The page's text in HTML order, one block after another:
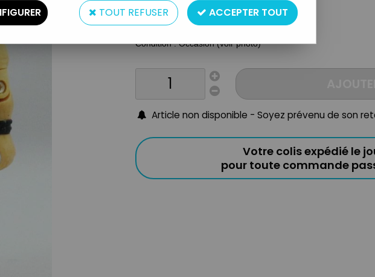
Matière : Plastique
Taille : 10cm
Condition : Occasion (voir photo)
Article non disponible - Soyez prévenu de son
Votre colis expédié le
pour toute commande
TOUT REFUSER ACCEPTER TOUT